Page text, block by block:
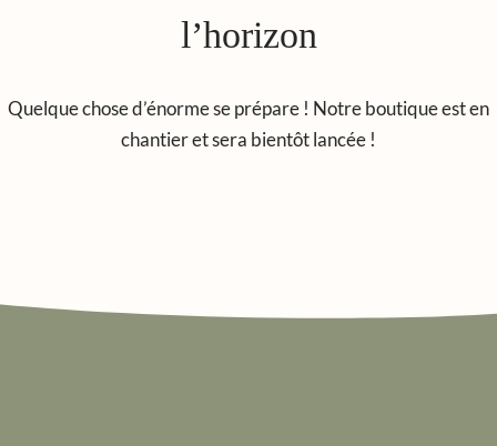
l’horizon
Quelque chose d’énorme se prépare ! Notre boutique est en
chantier et sera bientôt lancée !